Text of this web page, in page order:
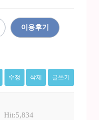
이용후기
수정 삭제 글쓰기
Hit:5,834